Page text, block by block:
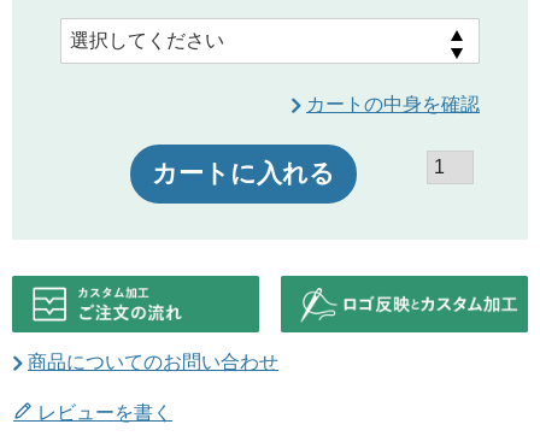
カートの中身を確認
カートに入れる
商品についてのお問い合わせ
レビューを書く